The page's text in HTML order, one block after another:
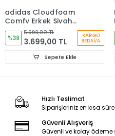
adidas Cloudfoam
Comfy Erkek Siyah
Sneaker Ayakkabı
IH2973
%38
5.999,00 TL
3.699,00 TL
KARGO
BEDAVA
Sepete Ekle
Hızlı Teslimat
Siparişleriniz en kısa
Güvenli Alışveriş
Güvenli ve kolay ödeme